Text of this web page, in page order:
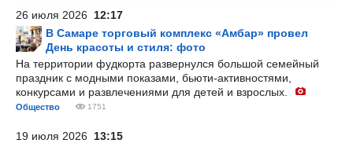
26 июля 2026 12:17
В Самаре торговый комплекс «Амбар» провел
День красоты и стиля: фото
На территории фудкорта развернулся большой семейный
праздник с модными показами, бьюти-активностями,
конкурсами и развлечениями для детей и взрослых.
Общество 1751
19 июля 2026 13:15